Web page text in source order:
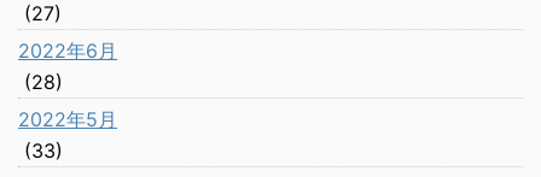
(27)
2022年6月
(28)
2022年5月
(33)